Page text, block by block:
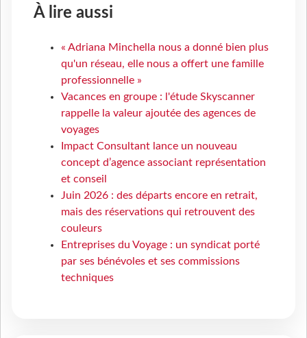
À lire aussi
« Adriana Minchella nous a donné bien plus
qu'un réseau, elle nous a offert une famille
professionnelle »
Vacances en groupe : l'étude Skyscanner
rappelle la valeur ajoutée des agences de
voyages
Impact Consultant lance un nouveau
concept d’agence associant représentation
et conseil
Juin 2026 : des départs encore en retrait,
mais des réservations qui retrouvent des
couleurs
Entreprises du Voyage : un syndicat porté
par ses bénévoles et ses commissions
techniques